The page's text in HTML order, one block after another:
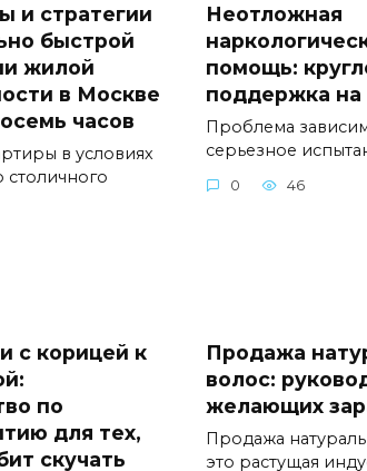
и стратегии
быстрой
жилой
в Москве
часов
в условиях
Неотложная
помощь:
поддержка
Проблема
серьезное
0 46
с корицей к
по
для тех,
скучать
Продажа
волос:
желающих
Продажа
это растущая